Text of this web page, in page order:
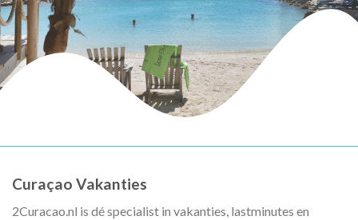
Curaçao Vakanties
2Curacao.nl is dé specialist in vakanties, lastminutes en